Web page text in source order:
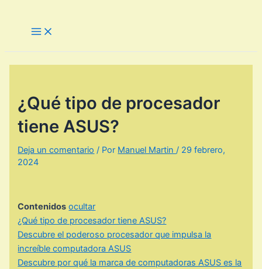
Main
Menu
¿Qué tipo de procesador
tiene ASUS?
Deja un comentario / Por Manuel Martin/ 29 febrero,
2024
Contenidos ocultar
¿Qué tipo de procesador tiene ASUS?
Descubre el poderoso procesador que impulsa la
increíble computadora ASUS
Descubre por qué la marca de computadoras ASUS es la